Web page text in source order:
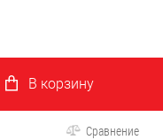
В корзину
Сравнение